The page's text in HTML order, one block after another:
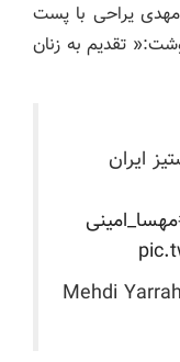
یراحی با پست
تقديم به زنان
ایران